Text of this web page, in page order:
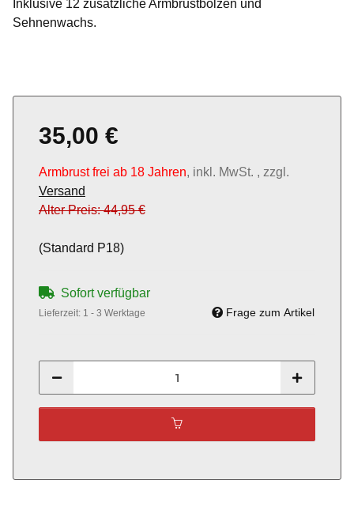
Inklusive 12 zusätzliche Armbrustbolzen und
Sehnenwachs.
35,00 €
Armbrust frei ab 18 Jahren, inkl. MwSt. , zzgl.
Versand
Alter Preis: 44,95 €
(Standard P18)
Sofort verfügbar
Lieferzeit: 1 - 3 Werktage Frage zum Artikel